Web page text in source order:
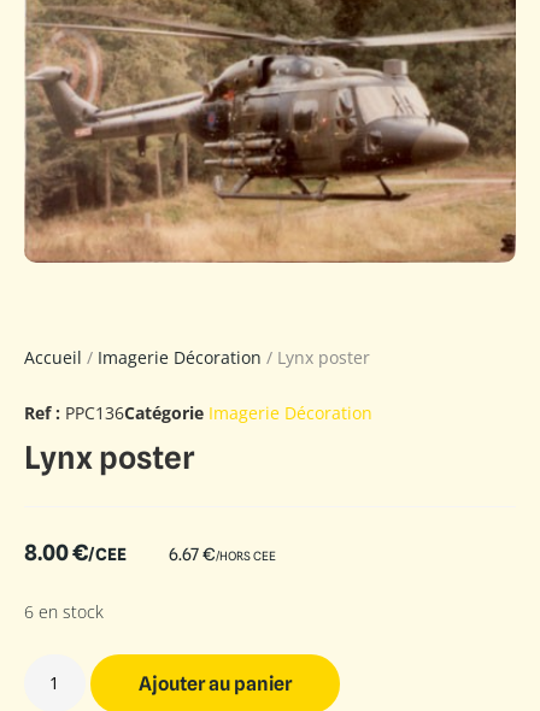
Accueil / Imagerie Décoration / Lynx poster
Ref : PPC136Catégorie Imagerie Décoration
Lynx poster
8.00€/CEE 6.67€/HORS CEE
6 en stock
Ajouter au panier